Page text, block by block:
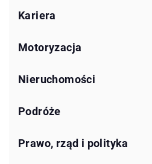
Kariera
Motoryzacja
Nieruchomości
Podróże
Prawo, rząd i polityka